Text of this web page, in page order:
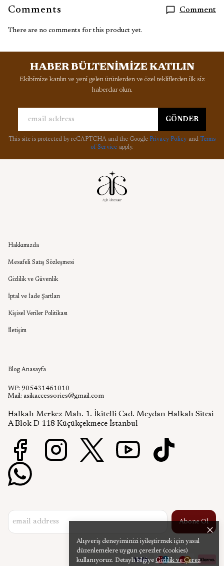
Alışveriş deneyiminizi iyileştirmek için yasal
düzenlemelere uygun çerezler (cookies)
kullanıyoruz. Detaylı bilgiye Gizlilik ve Çerez
Comments Comment
There are no comments for this product yet.
HABER BÜLTENİMİZE KATILIN
Ekibimize katılın ve yeni gelen ürünlerden ve özel tekliflerden ilk siz
haberdar olun.
GÖNDER
This site is protected by reCAPTCHA and the Google Privacy Policy and Terms
of Service apply.
Hakkımızda
Mesafeli Satış Sözleşmesi
Gizlilik ve Güvenlik
İptal ve İade Şartları
Kişisel Veriler Politikası
İletişim
Blog Anasayfa
WP: 905431461010
Mail: asikaccessories@gmail.com
Halkalı Merkez Mah. 1. İkitelli Cad. Meydan Halkalı Sitesi
A Blok D 118 Küçükçekmece İstanbul
Abone Ol